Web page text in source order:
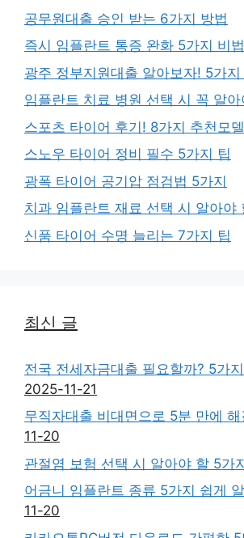
공무원대출 승인 받는 6가지 방법
즉시 임플란트 통증 완화 5가지 비법
광주 정부지원대출 알아보자! 5가지
임플란트 치료 병원 선택 시 꼭 알아
스포츠 타이어 후기! 8가지 추천모델
스노우 타이어 정비 필수 5가지 팁
광폭 타이어 공기압 점검법 5가지
치과 임플란트 재료 선택 시 알아야
신품 타이어 수명 늘리는 7가지 팁
최신 글
전국 전세자금대출 필요할까? 5가
2025-11-21
무직자대출 비대면으로 5분 만에 해
11-20
관절염 보험 선택 시 알아야 할 5가
어금니 임플란트 종류 5가지 쉽게
11-20